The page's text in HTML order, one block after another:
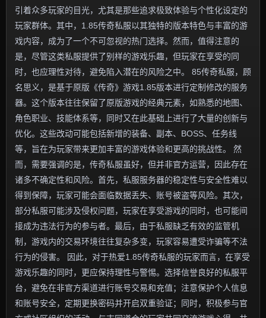
引着众多玩家的目光，尤其是那些追求极致体验与个性化设定的
玩家群体。其中，1.85传奇私服以其独特的版本特色与丰富的游
戏内容，成为了一个不可忽视的热门选择。然而，值得注意的
是，尽管这类私服提供了别样的游戏乐趣，但玩家在享受的同
时，也应理性对待，避免陷入潜在的风险之中。 85传奇私服，顾
名思义，是基于原版《传奇》游戏1.85版本进行定制修改的服务
器。这个版本往往保留了原版游戏的经典元素，如熟悉的地图、
角色职业、技能体系等，同时又在此基础上进行了大量的创新与
优化。这些改动可能包括新增的装备、副本、BOSS、任务线
等，旨在为玩家带来更加丰富的游戏体验和更高的挑战性。 然
而，需要强调的是，传奇私服虽好，但并非官方运营，因此存在
诸多不确定性和风险。首先，私服服务器的稳定性与安全性难以
得到保障，玩家可能会面临数据丢失、账号被盗等风险。其次，
部分私服可能涉及侵权问题，玩家在享受游戏的同时，也可能间
接成为违法行为的参与者。最后，由于私服缺乏有效的监管机
制，游戏内的交易环境往往复杂多变，玩家容易遭受诈骗等不法
行为的侵害。 因此，对于热爱1.85传奇私服的玩家而言，在享受
游戏乐趣的同时，更应保持理性与警惕。选择信誉良好的私服平
台，避免在非官方渠道进行账号交易和充值；注意保护个人信息
和账号安全，定期更换密码并开启双重验证；同时，积极参与官